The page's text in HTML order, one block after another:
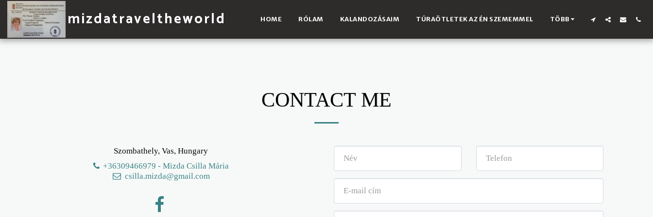
mizdatraveltheworld HOME RÓLAM KALANDOZÁSAIM TÚRAÖTLETEK AZ ÉN SZEMEMMEL TÖBB
CONTACT ME
Szombathely, Vas, Hungary
+36309466979 -Mizda Csilla Mária
csilla.mizda@gmail.com